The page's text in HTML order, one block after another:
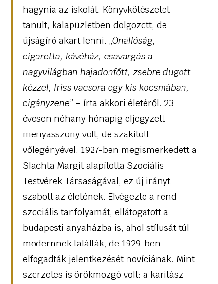
hagynia az iskolát. Könyvkötészetet
tanult, kalapüzletben dolgozott, de
újságíró akart lenni. „Önállóság,
cigaretta, kávéház, csavargás a
nagyvilágban hajadonfőtt, zsebre dugott
kézzel, friss vacsora egy kis kocsmában,
cigányzene” – írta akkori életéről. 23
évesen néhány hónapig eljegyzett
menyasszony volt, de szakított
vőlegényével. 1927-ben megismerkedett a
Slachta Margit alapította Szociális
Testvérek Társaságával, ez új irányt
szabott az életének. Elvégezte a rend
szociális tanfolyamát, ellátogatott a
budapesti anyaházba is, ahol stílusát túl
modernnek találták, de 1929-ben
elfogadták jelentkezését novíciának. Mint
szerzetes is örökmozgó volt: a karitász